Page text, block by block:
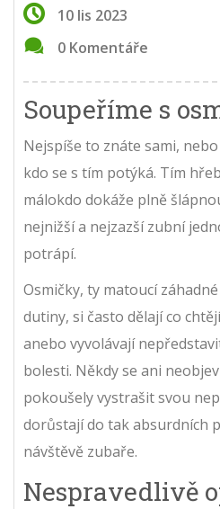
10 lis 2023
0 Komentáře
Soupeříme s
Nejspíše to znáte sami,
kdo se s tím potýká. Tím
málokdo dokáže plně
nejnižší a nejzazší zubní
potrápí.
Osmičky, ty matoucí
dutiny, si často dělají co
anebo vyvolávají
bolesti. Někdy se ani
pokoušely vystrašit svou
dorůstají do tak absurdních
návštěvě zubaře.
Nespravedlivě